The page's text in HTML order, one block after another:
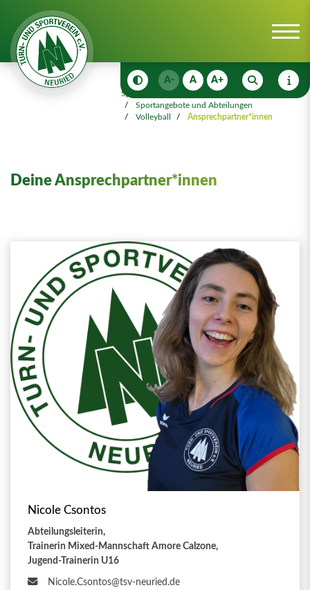
A- A A+
Sportangebot
Sportangebote und Abteilungen
Volleyball
Ansprechpartner*innen
Deine Ansprechpartner*innen
Nicole Csontos
Abteilungsleiterin,
Trainerin Mixed-Mannschaft Amore Calzone,
Jugend-Trainerin U16
Nicole.Csontos@tsv-neuried.de